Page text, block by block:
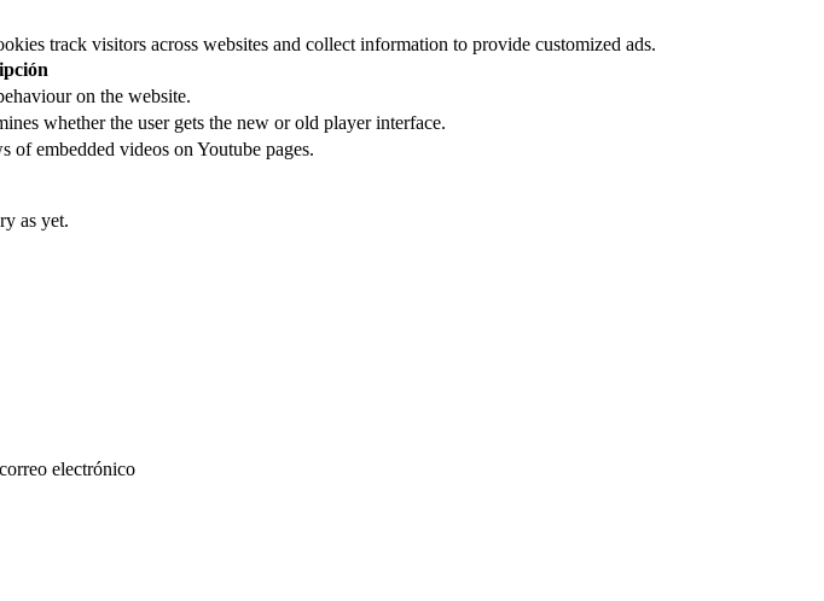
track visitors across websites and collect information to provide customized ads.
on the website.
whether the user gets the new or old player interface.
of embedded videos on Youtube pages.
as yet.
electrónico